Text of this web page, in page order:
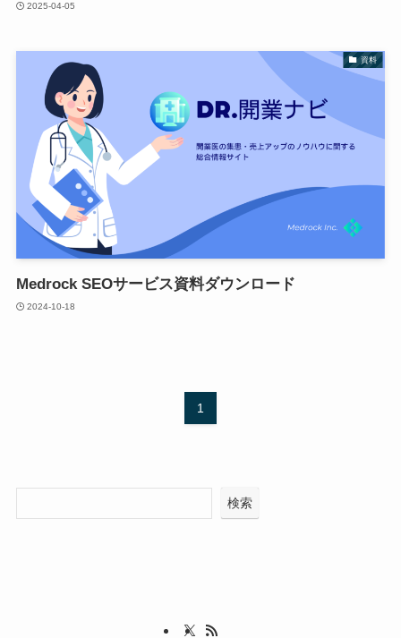
2025-04-05
資料
Medrock SEOサービス資料ダウンロード
2024-10-18
1
検索